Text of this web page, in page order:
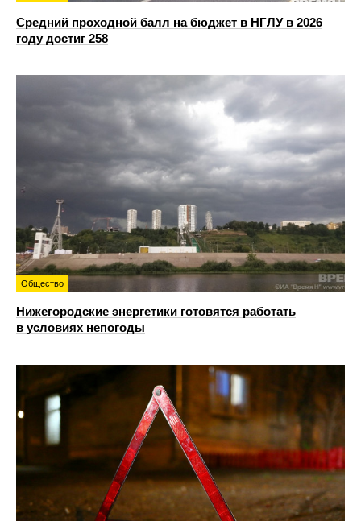
Средний проходной балл на бюджет в НГЛУ в 2026
году достиг 258
Общество
Нижегородские энергетики готовятся работать
в условиях непогоды